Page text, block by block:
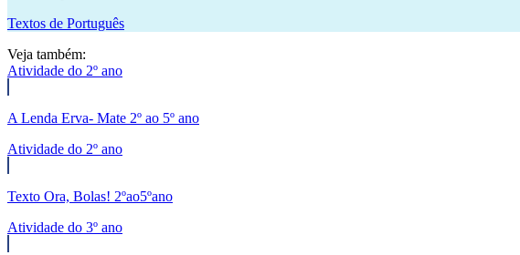
Textos de Português
Veja também:
Atividade do 2º ano
A Lenda Erva- Mate 2º ao 5º ano
Atividade do 2º ano
Texto Ora, Bolas! 2ºao5ºano
Atividade do 3º ano